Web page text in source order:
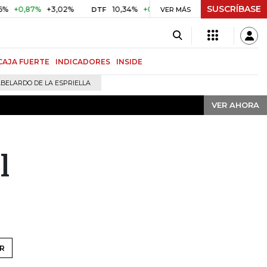
+3,02% DTF 10,34% +0,10% +0,98% UVR $ 416,91 +$
VER MÁS SUSCRÍBASE
FUERTE INDICADORES INSIDE
DE LA ESPRIELLA
VER AHORA
VER AHORA